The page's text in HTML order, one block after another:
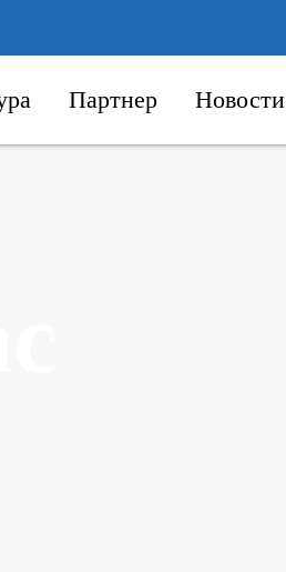
Партнер Новости